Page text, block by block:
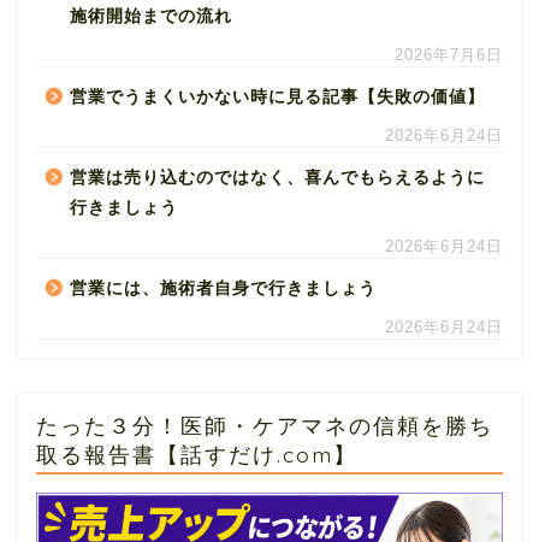
施術開始までの流れ
2026年7月6日
営業でうまくいかない時に見る記事【失敗の価値】
2026年6月24日
営業は売り込むのではなく、喜んでもらえるように
行きましょう
2026年6月24日
営業には、施術者自身で行きましょう
2026年6月24日
たった３分！医師・ケアマネの信頼を勝ち
取る報告書【話すだけ.com】